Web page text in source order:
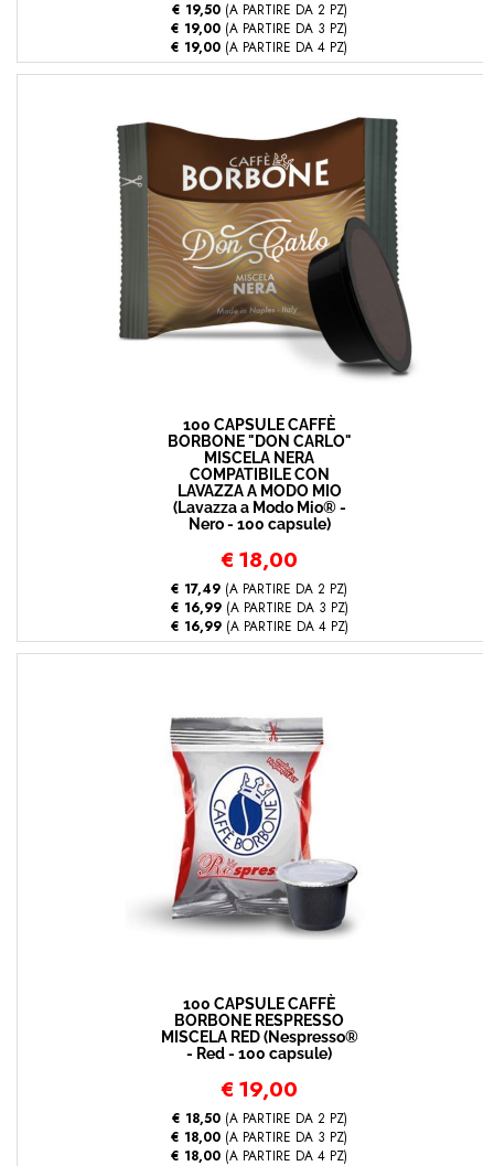
€ 19,50(A PARTIRE DA 2 PZ)
€ 19,00 (A PARTIRE DA 3 PZ)
€ 19,00 (A PARTIRE DA 4 PZ)
100 CAPSULE CAFFÈ
BORBONE "DON CARLO"
MISCELA NERA
COMPATIBILE CON
LAVAZZA A MODO MIO
(Lavazza a Modo Mio® -
Nero - 100 capsule)
€ 18,00
€ 17,49 (A PARTIRE DA 2 PZ)
€ 16,99(A PARTIRE DA 3 PZ)
€ 16,99(A PARTIRE DA 4 PZ)
100 CAPSULE CAFFÈ
BORBONE RESPRESSO
MISCELA RED (Nespresso®
- Red - 100 capsule)
€ 19,00
€ 18,50(A PARTIRE DA 2 PZ)
€ 18,00 (A PARTIRE DA 3 PZ)
€ 18,00 (A PARTIRE DA 4 PZ)